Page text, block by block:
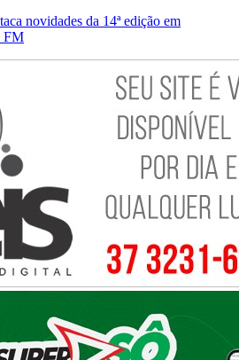
novidades da 14ª edição em
FM